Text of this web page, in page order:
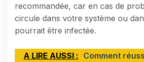
recommandée, car en cas de
circule dans votre système ou
pourrait être infectée.
A LIRE AUSSI : Comment